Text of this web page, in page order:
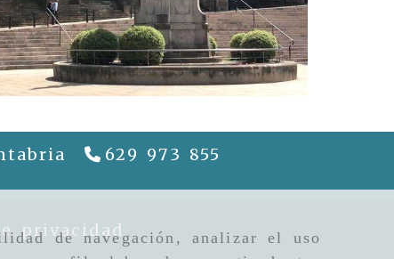
de navegación, analizar el uso
629 973 855
privacidad